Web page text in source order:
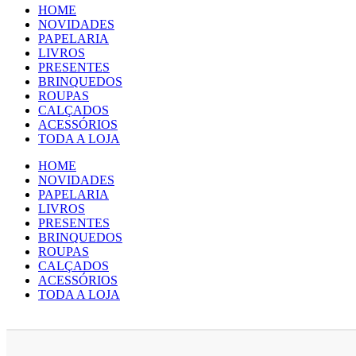
HOME
NOVIDADES
PAPELARIA
LIVROS
PRESENTES
BRINQUEDOS
ROUPAS
CALÇADOS
ACESSÓRIOS
TODA A LOJA
HOME
NOVIDADES
PAPELARIA
LIVROS
PRESENTES
BRINQUEDOS
ROUPAS
CALÇADOS
ACESSÓRIOS
TODA A LOJA